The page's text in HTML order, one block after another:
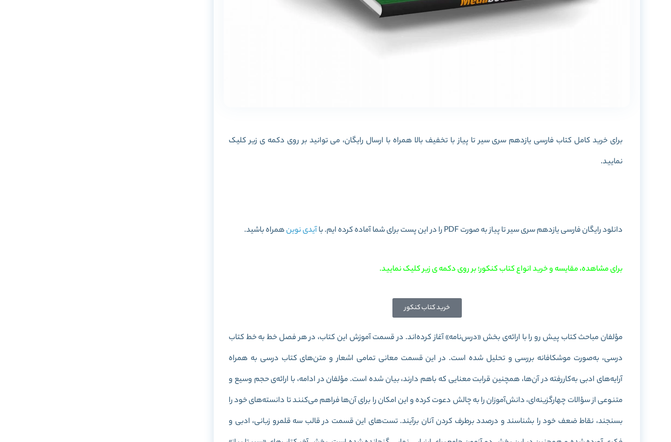
برای خرید کامل کتاب فارسی یازدهم سری سیر تا پیاز با تخفیف بالا همراه با ارسال رایگان، می توانید بر روی دکمه ی زیر کلیک
نمایید.
دانلود رایگان فارسی یازدهم سری سیر تا پیاز به صورت PDF را در این پست برای شما آماده کرده ایم. با آیدی نوینهمراه باشید.
برای مشاهده، مقایسه و خرید انواع کتاب کنکور؛ بر روی دکمه ی زیر کلیک نمایید.
خرید کتاب کنکور
مؤلفان مباحث کتاب پیش رو را با ارائه‌ی بخش «درس‌نامه» آغاز کرده‌اند. در قسمت آموزش این کتاب، در هر فصل خط به خط کتاب
درسی، به‌صورت موشکافانه بررسی و تحلیل شده است. در این قسمت معانی تمامی اشعار و متن‌های کتاب درسی به همراه
آرایه‌های ادبی به‌کاررفته در آن‌ها، همچنین قرابت معنایی که باهم دارند، بیان شده است. مؤلفان در ادامه، با ارائه‌ی حجم وسیع و
متنوعی از سؤالات چهارگزینه‌ای، دانش‌آموزان را به چالش دعوت کرده و این امکان را برای آن‌ها فراهم می‌کنند تا دانسته‌های خود را
بسنجند، نقاط ضعف خود را بشناسند و درصدد برطرف کردن آنان برآیند. تست‌های این قسمت در قالب سه قلمرو زبانی، ادبی و